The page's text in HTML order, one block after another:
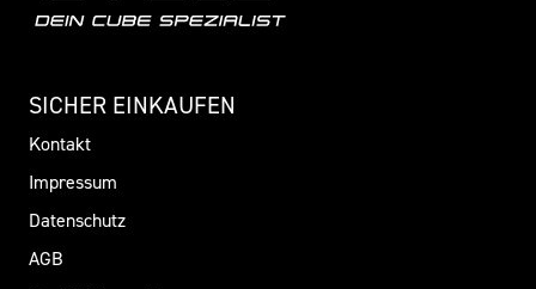
SICHER EINKAUFEN
Kontakt
Impressum
Datenschutz
AGB